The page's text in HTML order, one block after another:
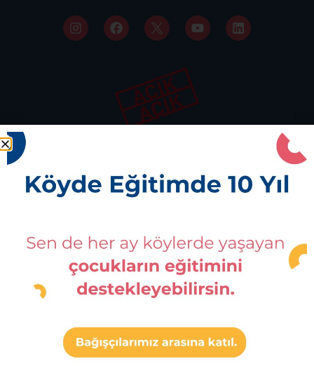
İstanbul Ofis
Kadıköy, İstanbul
0216 343 73 43
Bursa Ofis
İsmetpaşa Mahallesi, Osman Uğur Caddesi,
No:14, Kat:1 Orhaneli, Bursa